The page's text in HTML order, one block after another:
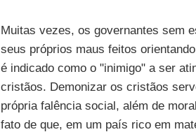
Muitas vezes, os governantes sem
seus próprios maus feitos
é indicado como o "inimigo" a ser
cristãos. Demonizar os cristãos
própria falência social, além de
fato de que, em um país rico em